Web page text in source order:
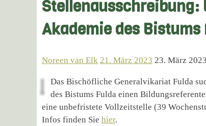
Akademie des Bistums
Noreen van Elk 21. März 2023 23. März 2023
Das Bischöfliche Generalvikariat Fulda
des Bistums Fulda einen
eine unbefristete Vollzeitstelle (39
Infos finden Sie hier.